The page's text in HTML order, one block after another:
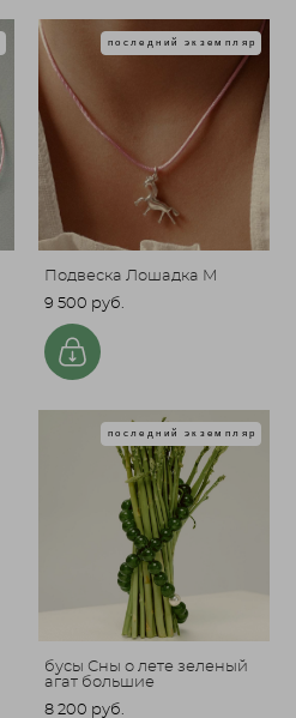
последний экземпляр
Подвеска Лошадка M
9 500 pуб.
последний экземпляр
бусы Сны о лете зеленый
агат большие
8 200 pуб.